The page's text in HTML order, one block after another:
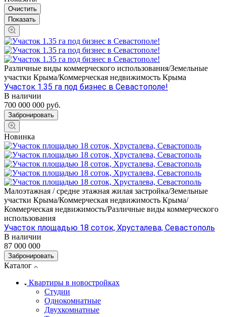
Очистить
Различные виды коммерческого использования/Земельные
участки Крыма/Коммерческая недвижимость Крыма
Участок 1.35 га под бизнес в Севастополе!
В наличии
700 000 000 руб.
Забронировать
Новинка
Малоэтажная / средне этажная жилая застройка/Земельные
участки Крыма/Коммерческая недвижимость Крыма/
Коммерческая недвижимость/Различные виды коммерческого
использования
Участок площадью 18 соток, Хрусталева, Севастополь
В наличии
87 000 000
Забронировать
Каталог
Квартиры в новостройках
Студии
Однокомнатные
Двухкомнатные